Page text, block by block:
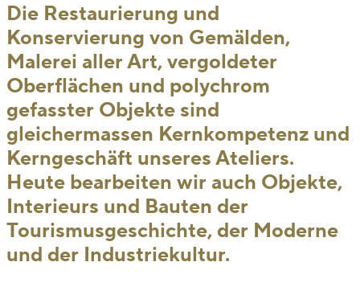
Die Restaurierung und
Konservierung von Gemälden,
Malerei aller Art, vergoldeter
Oberflächen und polychrom
gefasster Objekte sind
gleichermassen Kernkompetenz und
Kerngeschäft unseres Ateliers.
Heute bearbeiten wir auch Objekte,
Interieurs und Bauten der
Tourismusgeschichte, der Moderne
und der Industriekultur.